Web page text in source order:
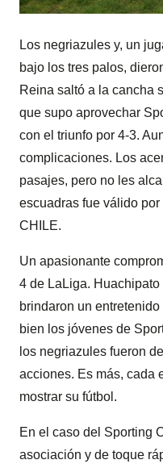
Los negriazules y, un
bajo los tres palos,
Reina saltó a la cancha
que supo aprovechar
con el triunfo por 4-3.
complicaciones. Los
pasajes, pero no les
escuadras fue válido
CHILE.
Un apasionante
4 de LaLiga.
brindaron un
bien los jóvenes de
los negriazules fueron
acciones. Es más, cada
mostrar su fútbol.
En el caso del Sporting
asociación y de toque